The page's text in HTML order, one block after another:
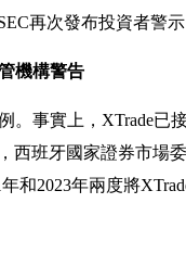
再次發布投資者警
機構警告
。事實上，XTrade已
西班牙國家證券市場
和2023年兩度將